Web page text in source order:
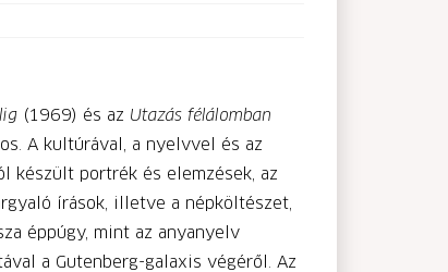
(1969) és az Utazás félálomban
A kultúrával, a nyelvvel és az
készült portrék és elemzések, az
írások, illetve a népköltészet,
éppúgy, mint az anyanyelv
a Gutenberg-galaxis végéről. Az